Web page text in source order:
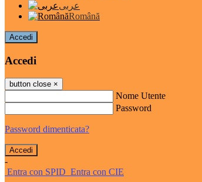
عربى
Română
Accedi
Accedi
button close ×
Nome Utente
Password
Password dimenticata?
-
Entra con SPID Entra con CIE